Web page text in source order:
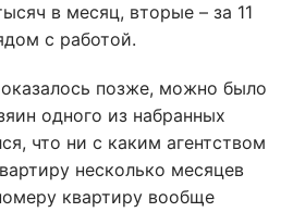
в месяц, вторые – за 11
с работой.
позже, можно было
одного из набранных
что ни с каким агентством
несколько месяцев
квартиру вообще